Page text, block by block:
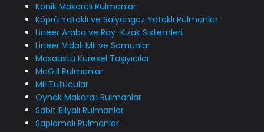
Konik Makaralı Rulmanlar
Köprü Yataklı ve Salyangoz Yataklı Rulmanlar
Lineer Araba ve Ray-Kızak Sistemleri
Lineer Vidalı Mil ve Somunlar
Masaüstü Küresel Taşıyıcılar
McGill Rulmanlar
Mil Tutucular
Oynak Makaralı Rulmanlar
Sabit Bilyalı Rulmanlar
Saplamalı Rulmanlar